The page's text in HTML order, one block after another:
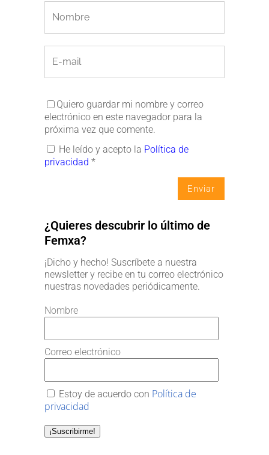
Quiero guardar mi nombre y correo
electrónico en este navegador para la
próxima vez que comente.
He leído y acepto la Política de
privacidad *
¿Quieres descubrir lo último de
Femxa?
¡Dicho y hecho! Suscríbete a nuestra
newsletter y recibe en tu correo electrónico
nuestras novedades periódicamente.
Nombre
Correo electrónico
Estoy de acuerdo con Política de
privacidad
¡Suscribirme!